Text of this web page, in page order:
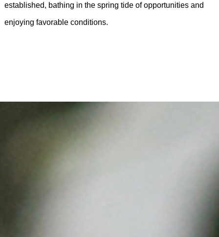
established, bathing in the spring tide of opportunities and
enjoying favorable conditions.